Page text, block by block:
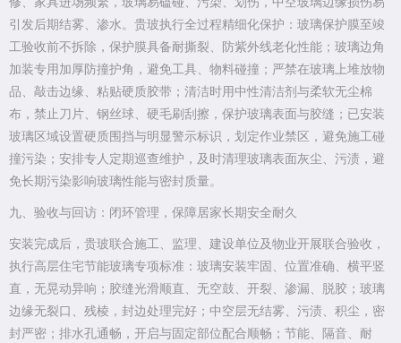
引发后期结雾、渗水。贵玻执行全过程精细化保护：玻璃保护膜至竣
工验收前不拆除，保护膜具备耐撕裂、防紫外线老化性能；玻璃边角
加装专用加厚防撞护角，避免工具、物料碰撞；严禁在玻璃上堆放物
品、敲击边缘、粘贴硬质胶带；清洁时用中性清洁剂与柔软无尘棉
布，禁止刀片、钢丝球、硬毛刷刮擦，保护玻璃表面与胶缝；已安装
玻璃区域设置硬质围挡与明显警示标识，划定作业禁区，避免施工碰
撞污染；安排专人定期巡查维护，及时清理玻璃表面灰尘、污渍，避
免长期污染影响玻璃性能与密封质量。
九、验收与回访：闭环管理，保障居家长期安全耐久
安装完成后，贵玻联合施工、监理、建设单位及物业开展联合验收，
执行高层住宅节能玻璃专项标准：玻璃安装牢固、位置准确、横平竖
直，无晃动异响；胶缝光滑顺直、无空鼓、开裂、渗漏、脱胶；玻璃
边缘无裂口、残棱，封边处理完好；中空层无结雾、污渍、积尘，密
封严密；排水孔通畅，开启与固定部位配合顺畅；节能、隔音、耐